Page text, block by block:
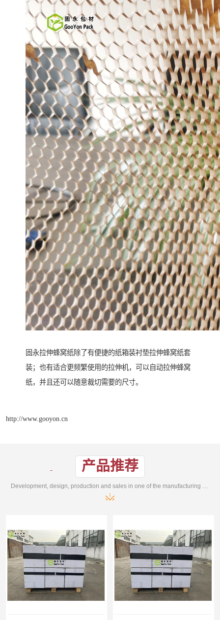
固永拉伸蜂窝纸除了有便捷的纸箱装衬垫拉伸蜂窝纸套
装；也有适合更频繁使用的拉伸机，可以自动拉伸蜂窝
纸，并且还可以随意裁切需要的尺寸。
http://www.gooyon.cn
产品推荐
Development, design, production and sales in one of the manufacturing enterprises